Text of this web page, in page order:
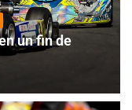
un fin de